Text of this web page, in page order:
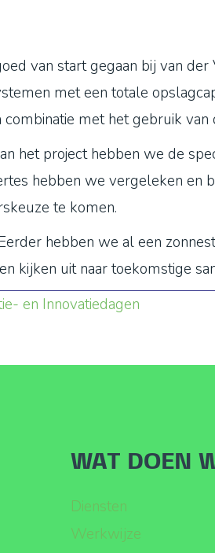
van start gegaan bij van
met een totale
met het gebruik van
het project hebben we de
hebben we vergeleken
te komen.
hebben we al een
kijken uit naar toekomstige
en Innovatiedagen
WAT DOEN
Diensten
Werkwijze